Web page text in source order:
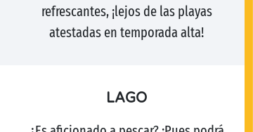
refrescantes, ¡lejos de las playas
atestadas en temporada alta!
LAGO